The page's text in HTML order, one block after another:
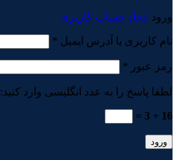
ورود ایجاد حساب کاربری
نام کاربری یا آدرس ایمیل *
رمز عبور *
لطفا پاسخ را به عدد انگلیسی وارد کنید:
16 + 3 =
ورود